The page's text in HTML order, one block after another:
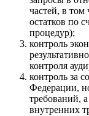
частей, в том
остатков по
процедур);
контроль
контроля
контроль за
Федерации,
требований,
внутренних